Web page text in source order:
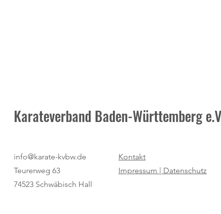
Pure Dominanz: Birtat MTV
Ludwigsburg zum zweiten Mal
Champion
für den SV
Karateverband Baden-Württemberg
info@karate-kvbw.de
Teurerweg 63
74523 Schwäbisch Hall
Kontakt
Impressum | Datenschutz